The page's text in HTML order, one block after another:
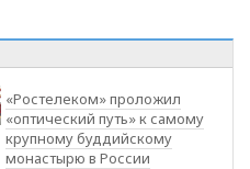
«Ростелеком» проложил
«оптический путь» к самому
крупному буддийскому
монастырю в России